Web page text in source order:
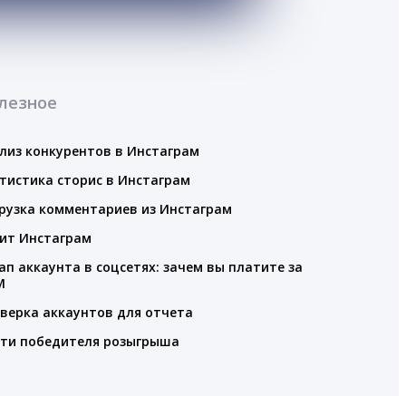
конкурентов в Инстаграм
сторис в Инстаграм
комментариев из Инстаграм
Инстаграм
аккаунта в соцсетях: зачем вы платите за
аккаунтов для отчета
победителя розыгрыша